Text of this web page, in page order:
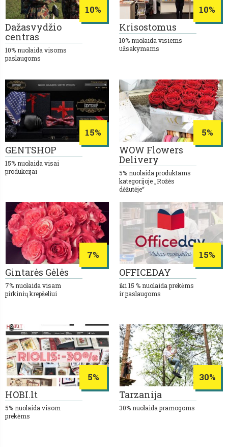
10%
Dažasvydžio
centras
10% nuolaida visoms
paslaugoms
10%
Krisostomus
10% nuolaida visiems
užsakymams
15%
GENTSHOP
15% nuolaida visai
produkcijai
5%
WOW Flowers
Delivery
5% nuolaida produktams
kategorijoje „Rožės
dėžutėje“
7%
Gintarės Gėlės
7% nuolaida visam
pirkinių krepšeliui
15%
OFFICEDAY
iki 15 % nuolaida prekėms
ir paslaugoms
5%
HOBI.lt
5% nuolaida visom
prekėms
30%
Tarzanija
30% nuolaida pramogoms